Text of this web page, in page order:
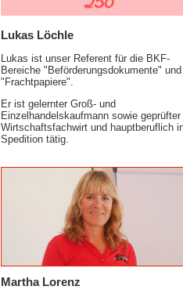
Lukas Löchle
Lukas ist unser Referent für die BKF-
Bereiche "Beförderungsdokumente" und
"Frachtpapiere".
Er ist gelernter Groß- und
Einzelhandelskaufmann sowie geprüfter
Wirtschaftsfachwirt und hauptberuflich
Spedition tätig.
Martha Lorenz